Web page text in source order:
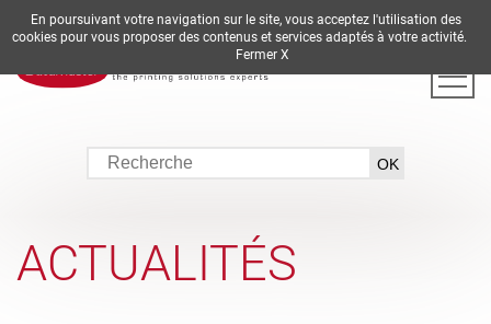
DE EN ES FR IT
ACTUALITÉS
En poursuivant votre navigation sur le site, vous acceptez l'utilisation des
cookies pour vous proposer des contenus et services adaptés à votre activité.
Fermer X